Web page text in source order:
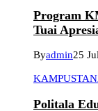
Program
Tuai
Byadmin25
KAMPUS
Politala